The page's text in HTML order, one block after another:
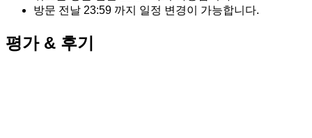
방문 전날 23:59 까지 일정 변경이 가능합니다.
평가 & 후기